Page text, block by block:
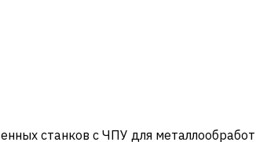
станков с ЧПУ для